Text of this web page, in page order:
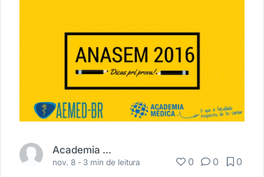
Academia Médica
nov. 8 - 3 min de leitura 0 0 0